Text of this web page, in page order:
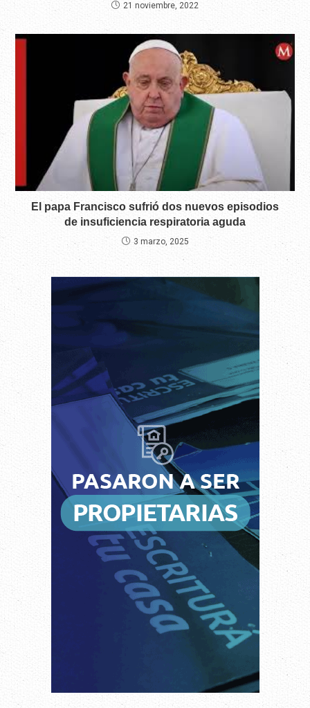
21 noviembre, 2022
El papa Francisco sufrió dos nuevos episodios
de insuficiencia respiratoria aguda
3 marzo, 2025